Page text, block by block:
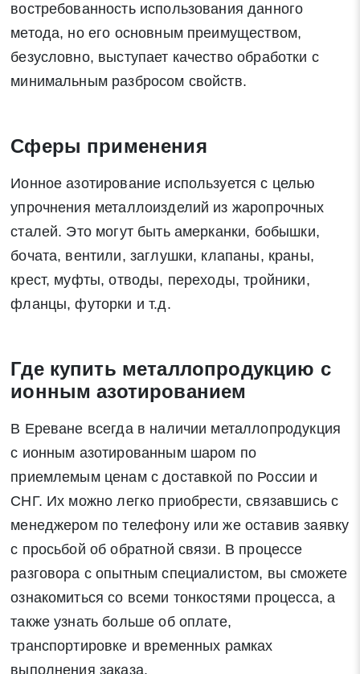
востребованность использования данного
метода, но его основным преимуществом,
безусловно, выступает качество обработки с
минимальным разбросом свойств.
Сферы применения
Ионное азотирование используется с целью
упрочнения металлоизделий из жаропрочных
сталей. Это могут быть амерканки, бобышки,
бочата, вентили, заглушки, клапаны, краны,
крест, муфты, отводы, переходы, тройники,
фланцы, футорки и т.д.
Где купить металлопродукцию с
ионным азотированием
В Ереване всегда в наличии металлопродукция
с ионным азотированным шаром по
приемлемым ценам с доставкой по России и
СНГ. Их можно легко приобрести, связавшись с
менеджером по телефону или же оставив заявку
с просьбой об обратной связи. В процессе
разговора с опытным специалистом, вы сможете
ознакомиться со всеми тонкостями процесса, а
также узнать больше об оплате,
транспортировке и временных рамках
выполнения заказа.